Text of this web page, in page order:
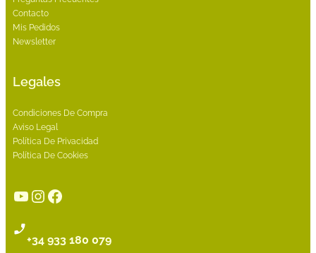
Contacto
Mis Pedidos
Newsletter
Legales
Condiciones De Compra
Aviso Legal
Política De Privacidad
Política De Cookies
YouTube
Instagram
Facebook
+34 933 180 079